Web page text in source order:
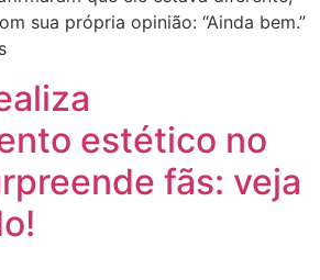
sua própria opinião: “Ainda bem.”
estético no
fãs: veja